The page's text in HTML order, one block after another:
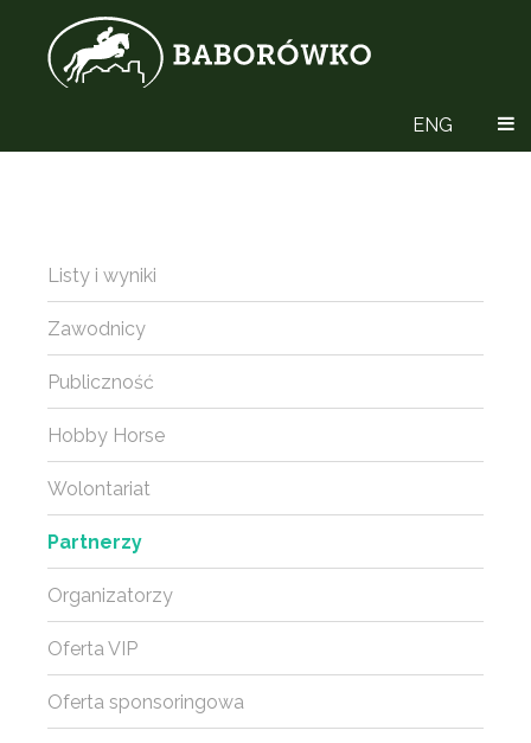
ENG
Listy i wyniki
Zawodnicy
Publiczność
Hobby Horse
Wolontariat
Partnerzy
Organizatorzy
Oferta VIP
Oferta sponsoringowa